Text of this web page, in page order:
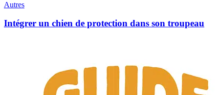
Autres
Intégrer un chien de protection dans son troupeau